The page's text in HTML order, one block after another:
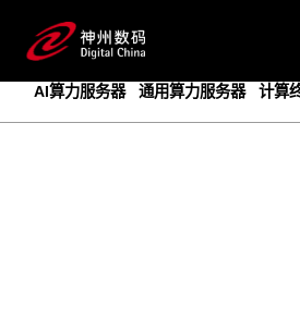
AI算力服务器
通用算力服务器 计算